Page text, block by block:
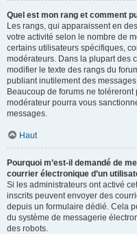
Quel est mon rang et comment
Les rangs, qui apparaissent en
votre activité selon le nombre de
certains utilisateurs spécifiques,
modérateurs. Dans la plupart des
modifier le texte des rangs du
publiant inutilement des
Beaucoup de forums ne
modérateur pourra vous
messages.
Haut
Pourquoi m’est-il demandé de
courrier électronique d’un
Si les administrateurs ont activé
inscrits peuvent envoyer des
depuis un formulaire dédié. Cela
du système de messagerie
des robots.